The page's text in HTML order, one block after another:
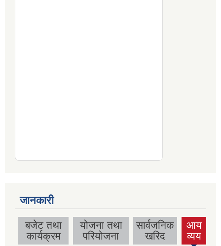
जानकारी
बजेट तथा
कार्यक्रम
योजना तथा
परियोजना
सार्वजनिक
खरिद
आय
व्यय
(active